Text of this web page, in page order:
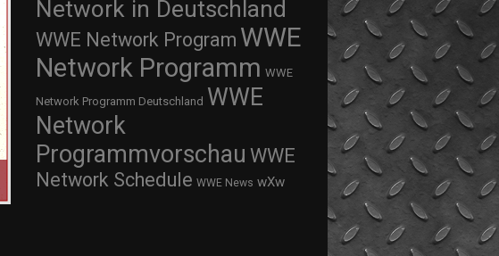
Network in Deutschland
WWE Network Program WWE
Network Programm WWE
Network Programm Deutschland WWE
Network
Programmvorschau WWE
Network Schedule WWE News wXw